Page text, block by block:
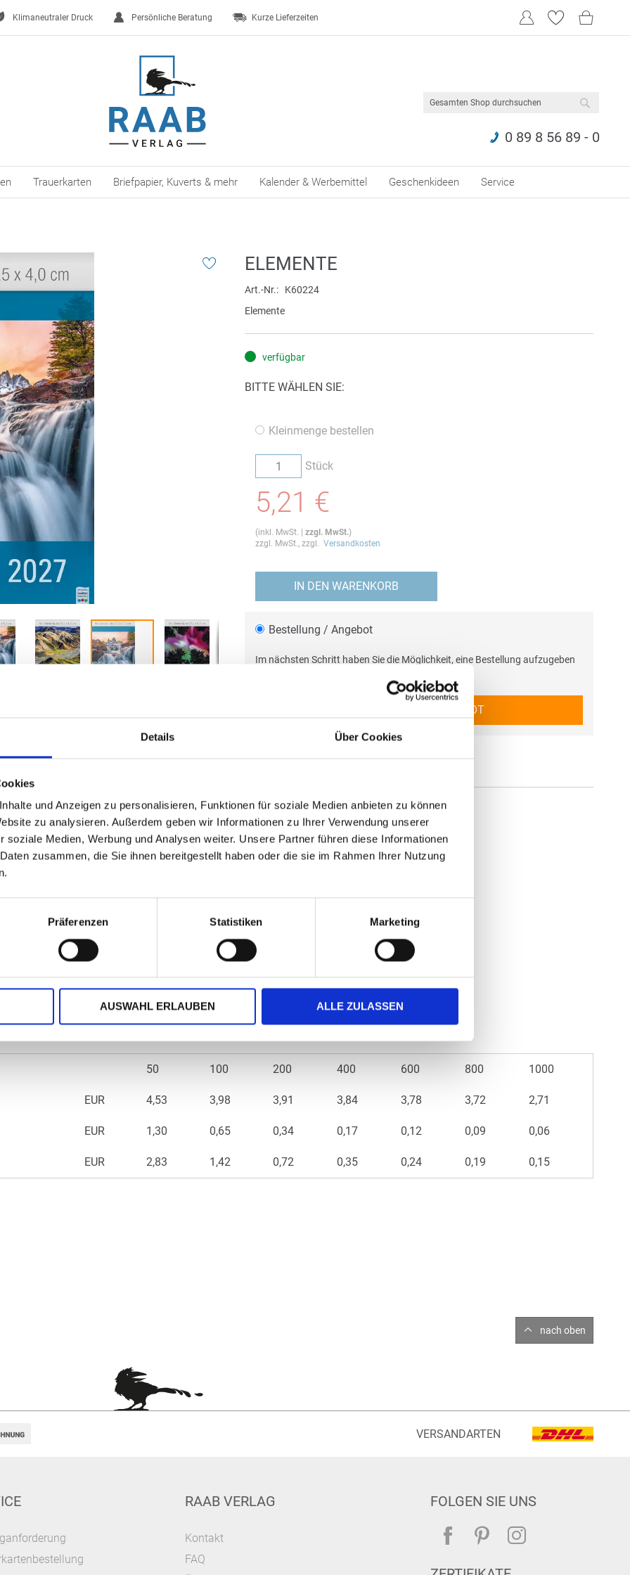
Details Über Cookies
und Anzeigen zu personalisieren, Funktionen für soziale Medien anbieten zu können
zu analysieren. Außerdem geben wir Informationen zu Ihrer Verwendung unserer
soziale Medien, Werbung und Analysen weiter. Unsere Partner führen diese Informationen
zusammen, die Sie ihnen bereitgestellt haben oder die sie im Rahmen Ihrer Nutzung
Präferenzen Statistiken Marketing
AUSWAHL ERLAUBEN ALLE ZULASSEN
Klimaneutraler Druck Persönliche Beratung Kurze Lieferzeiten
0 89 8 56 89 - 0
Trauerkarten Briefpapier, Kuverts & mehr Kalender & Werbemittel Geschenkideen Service
ELEMENTE
Art.-Nr.
K60224
Elemente
verfügbar
BITTE WÄHLEN SIE:
Kleinmenge bestellen
Stück
5,21 €
(inkl. MwSt. zzgl. MwSt.)
zzgl. MwSt., zzgl. Versandkosten
IN DEN WARENKORB
Bestellung / Angebot
Im nächsten Schritt haben Sie die Möglichkeit, eine Bestellung aufzugeben
BESTELLUNG / ANGEBOT
50 100 200 400 600 800 1000
EUR 4,53 3,98 3,91 3,84 3,78 3,72 2,71
EUR 1,30 0,65 0,34 0,17 0,12 0,09 0,06
EUR 2,83 1,42 0,72 0,35 0,24 0,19 0,15
nach oben
VERSANDARTEN
RAAB VERLAG
Kontakt
FAQ
FOLGEN SIE UNS